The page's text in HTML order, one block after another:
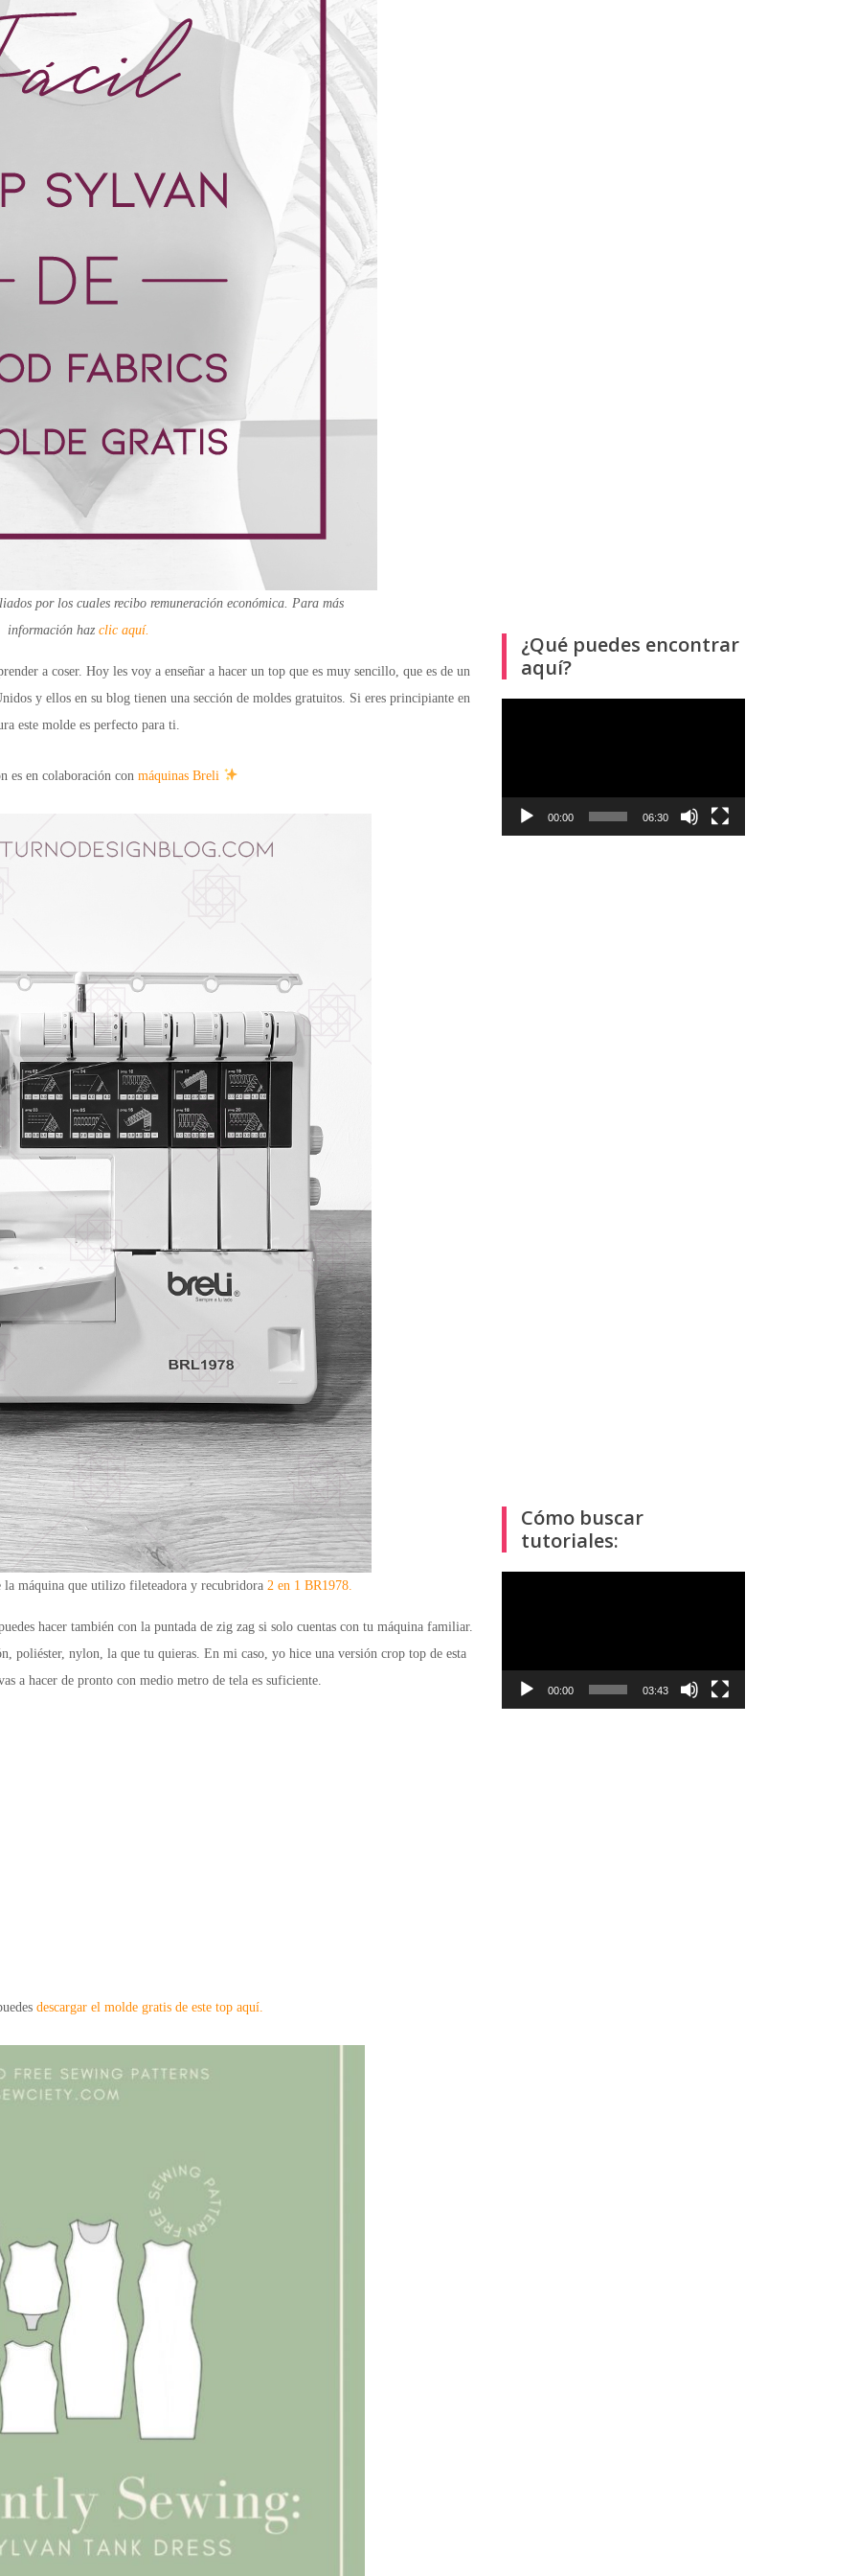
por los cuales recibo remuneración económica. Para más
información haz clic aquí.
a coser. Hoy les voy a enseñar a hacer un top que es muy sencillo, que es de un
y ellos en su blog tienen una sección de moldes gratuitos. Si eres principiante en
este molde es perfecto para ti.
es en colaboración con máquinas Breli
la máquina que utilizo fileteadora y recubridora 2 en 1 BR1978.
hacer también con la puntada de zig zag si solo cuentas con tu máquina familiar.
poliéster, nylon, la que tu quieras. En mi caso, yo hice una versión crop top de esta
a hacer de pronto con medio metro de tela es suficiente.
descargar el molde gratis de este top aquí.
¿Qué puedes encontrar
aquí?
00:00 06:30
Cómo buscar
tutoriales:
00:00 03:43